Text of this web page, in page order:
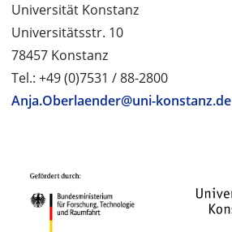
Universität Konstanz
Universitätsstr. 10
78457 Konstanz
Tel.: +49 (0)7531 / 88-2800
Anja.Oberlaender@uni-konstanz.de